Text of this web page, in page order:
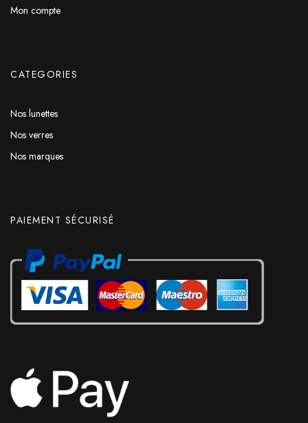
Mon compte
CATEGORIES
Nos lunettes
Nos verres
Nos marques
PAIEMENT SÉCURISÉ